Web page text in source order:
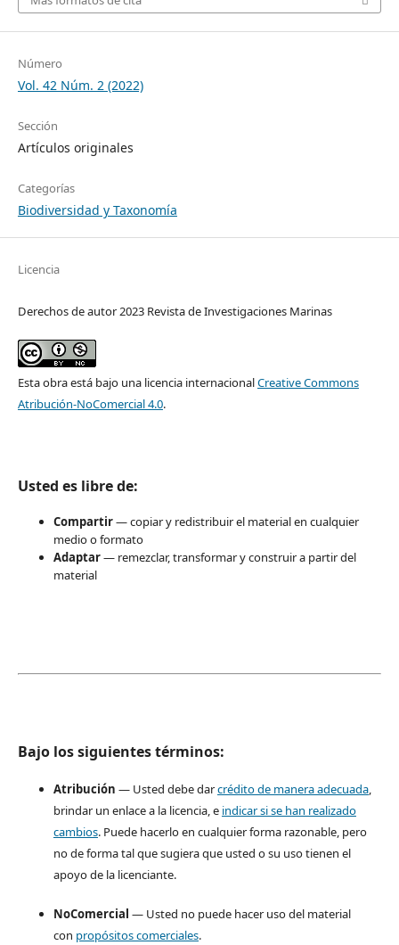
Número
Vol. 42 Núm. 2 (2022)
Sección
Artículos originales
Categorías
Biodiversidad y Taxonomía
Licencia
Derechos de autor 2023 Revista de Investigaciones Marinas
Esta obra está bajo una licencia internacionalCreative Commons
Atribución-NoComercial 4.0.
Usted es libre de:
Compartir— copiar y redistribuir el material en cualquier
medio o formato
Adaptar— remezclar, transformar y construir a partir del
material
Bajo los siguientes términos:
Atribución — Usted debe darcrédito de manera adecuada,
brindar un enlace a la licencia, e indicar si se han realizado
cambios. Puede hacerlo en cualquier forma razonable, pero
no de forma tal que sugiera que usted o su uso tienen el
apoyo de la licenciante.
NoComercial — Usted no puede hacer uso del material
con propósitos comerciales.